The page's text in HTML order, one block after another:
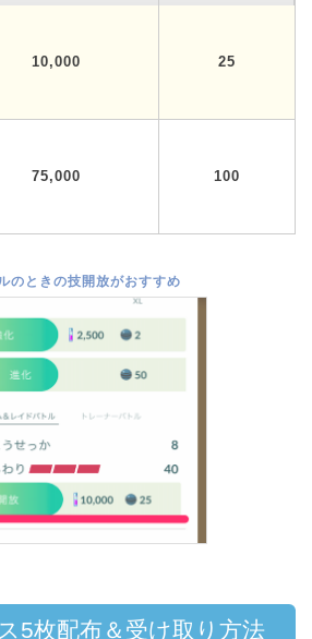
10,000 25
75,000 100
のときの技開放がおすすめ
5枚配布＆受け取り方法